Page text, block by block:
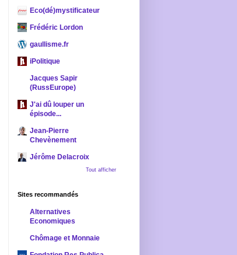
Eco(dé)mystificateur
Frédéric Lordon
gaullisme.fr
iPolitique
Jacques Sapir
(RussEurope)
J'ai dû louper un
épisode...
Jean-Pierre
Chevènement
Jérôme Delacroix
Tout afficher
Sites recommandés
Alternatives
Economiques
Chômage et Monnaie